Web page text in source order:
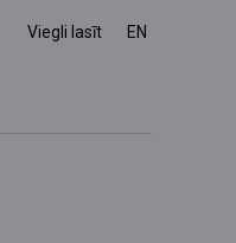
Viegli lasīt EN